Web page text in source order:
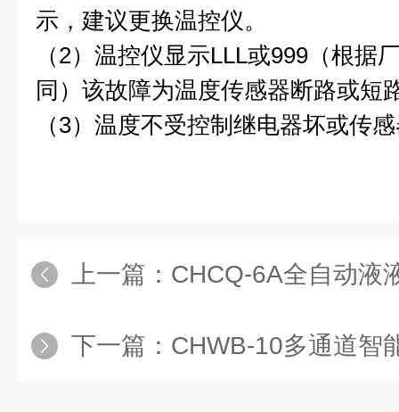
示，建议更换温控仪。
（2）温控仪显示LLL或999（根据
同）该故障为温度传感器断路或短
（3）温度不受控制继电器坏或传
上一篇： CHCQ-6A全自动液
下一篇： CHWB-10多通道智能